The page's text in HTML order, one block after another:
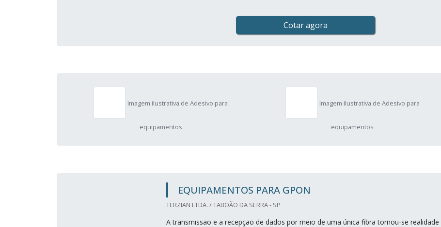
Cotar agora
Imagem ilustrativa de Adesivo para
equipamentos
Imagem ilustrativa de Adesivo para
equipamentos
EQUIPAMENTOS PARA GPON
TERZIAN LTDA. / TABOÃO DA SERRA - SP
A transmissão e a recepção de dados por meio de uma única fibra tornou-se realidade